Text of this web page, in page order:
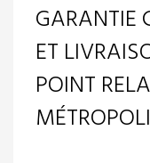
GARANTIE
ET
POINT